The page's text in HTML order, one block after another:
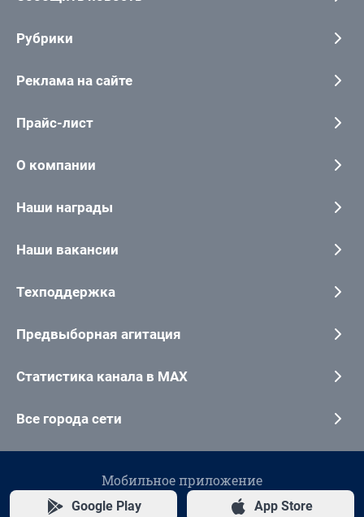
Рубрики
Реклама на сайте
Прайс-лист
О компании
Наши награды
Наши вакансии
Техподдержка
Предвыборная агитация
Статистика канала в MAX
Все города сети
Мобильное приложение
Google Play App Store